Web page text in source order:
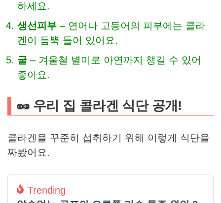
하세요.
생선피부 – 연어나 고등어의 피부에는 콜라
겐이 듬뿍 들어 있어요.
굴 – 겨울철 별미로 아연까지 챙길 수 있어
좋아요.
🥜 우리 집 콜라겐 식단 공개!
콜라겐을 꾸준히 섭취하기 위해 이렇게 식단을
짜봤어요.
Trending